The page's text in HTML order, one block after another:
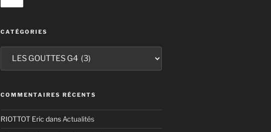
CATÉGORIES
COMMENTAIRES RÉCENTS
RIOTTOT Eric dans Actualités